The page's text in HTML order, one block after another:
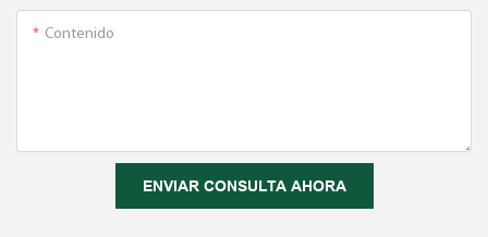
Contenido
ENVIAR CONSULTA AHORA